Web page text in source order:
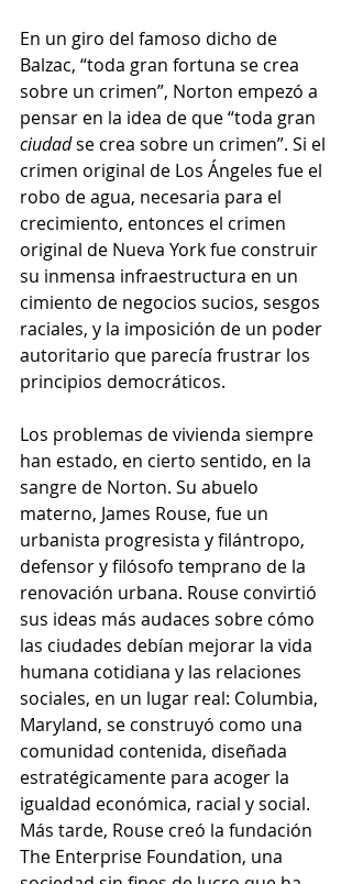
En un giro del famoso dicho de
Balzac, “toda gran fortuna se crea
sobre un crimen”, Norton empezó a
pensar en la idea de que “toda gran
ciudad se crea sobre un crimen”. Si el
crimen original de Los Ángeles fue el
robo de agua, necesaria para el
crecimiento, entonces el crimen
original de Nueva York fue construir
su inmensa infraestructura en un
cimiento de negocios sucios, sesgos
raciales, y la imposición de un poder
autoritario que parecía frustrar los
principios democráticos.
Los problemas de vivienda siempre
han estado, en cierto sentido, en la
sangre de Norton. Su abuelo
materno, James Rouse, fue un
urbanista progresista y filántropo,
defensor y filósofo temprano de la
renovación urbana. Rouse convirtió
sus ideas más audaces sobre cómo
las ciudades debían mejorar la vida
humana cotidiana y las relaciones
sociales, en un lugar real: Columbia,
Maryland, se construyó como una
comunidad contenida, diseñada
estratégicamente para acoger la
igualdad económica, racial y social.
Más tarde, Rouse creó la fundación
The Enterprise Foundation, una